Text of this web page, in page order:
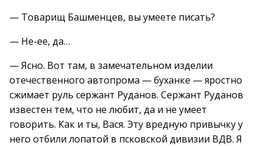
— Товарищ Башменцев, вы умеете писать?
— Не-ее, да…
— Ясно. Вот там, в замечательном изделии
отечественного автопрома — буханке — яростно
сжимает руль сержант Руданов. Сержант Руданов
известен тем, что не любит, да и не умеет
говорить. Как и ты, Вася. Эту вредную привычку у
него отбили лопатой в псковской дивизии ВДВ. Я